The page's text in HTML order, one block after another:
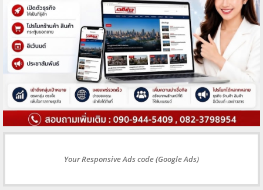
Your Responsive Ads code (Google Ads)